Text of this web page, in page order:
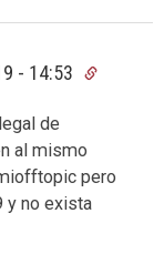
- 14:53
de
al mismo
pero
y no exista